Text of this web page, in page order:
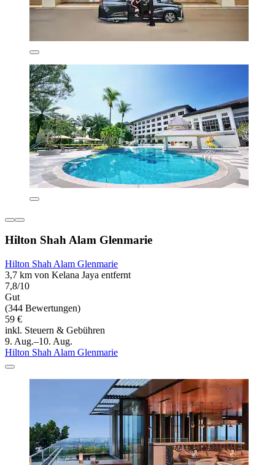
Hilton Shah Alam Glenmarie
Hilton Shah Alam Glenmarie
3,7 km von Kelana Jaya entfernt
7,8/10
Gut
(344 Bewertungen)
59 €
inkl. Steuern & Gebühren
9. Aug.–10. Aug.
Hilton Shah Alam Glenmarie